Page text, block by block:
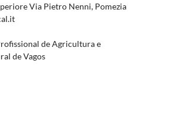
Via Pietro Nenni, Pomezia
de Agricultura e
de Vagos